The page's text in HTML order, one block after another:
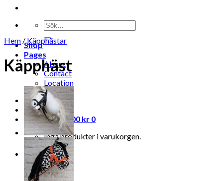
Shop
Pages
About
Contact
Location
Logga in
Varukorg / 0.00 kr 0
Inga produkter i varukorgen.
0
Varukorg
Hem /Käpphästar
Käpphäst